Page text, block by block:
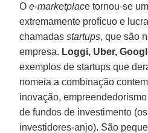
Oe-marketplace tornou-se
extremamente profícuo e
chamadasstartups, que são
empresa. Loggi, Uber,
exemplos de startups que
nomeia a combinação
inovação,
de fundos de investimento
investidores-anjo). São